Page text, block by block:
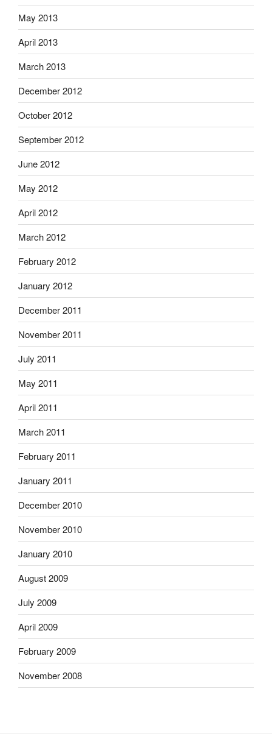
May 2013
April 2013
March 2013
December 2012
October 2012
September 2012
June 2012
May 2012
April 2012
March 2012
February 2012
January 2012
December 2011
November 2011
July 2011
May 2011
April 2011
March 2011
February 2011
January 2011
December 2010
November 2010
January 2010
August 2009
July 2009
April 2009
February 2009
November 2008